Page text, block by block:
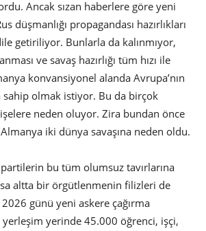
Ancak sızan haberlere göre yeni
düşmanlığı propagandası hazırlıkları
getiriliyor. Bunlarla da kalınmıyor,
ve savaş hazırlığı tüm hızı ile
konvansiyonel alanda Avrupa’nın
olmak istiyor. Bu da birçok
neden oluyor. Zira bundan önce
iki dünya savaşına neden oldu.
bu tüm olumsuz tavırlarına
altta bir örgütlenmenin filizleri de
günü yeni askere çağırma
yerleşim yerinde 45.000 öğrenci, işçi,